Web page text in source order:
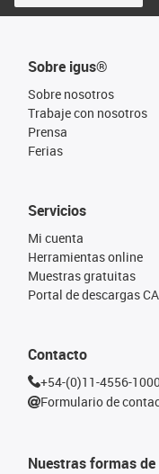
Sobre igus®
Sobre nosotros
Trabaje con nosotros
Prensa
Ferias
Nuestras formas
Servicios
Mi cuenta
Herramientas online
Muestras gratuitas
Portal de descargas
Contacto
+54-(0)11-4556-1000
Formulario de